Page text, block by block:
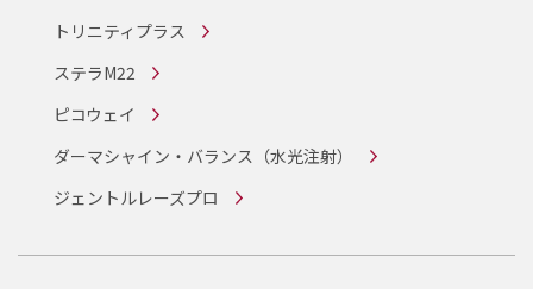
トリニティプラス
ステラM22
ピコウェイ
ダーマシャイン・バランス （水光注射）
ジェントルレーズプロ